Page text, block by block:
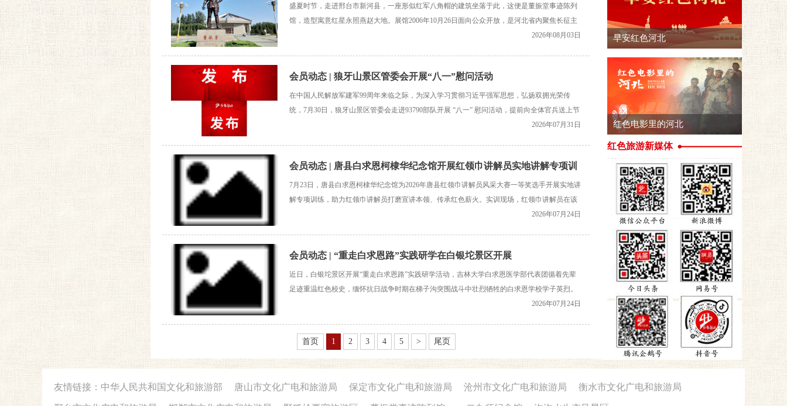
盛夏时节，走进邢台市新河县，一座形似红军八角帽的建筑坐落于此，这便是董振堂事迹陈列
馆，造型寓意红星永照燕赵大地。展馆2006年10月26日面向公众开放，是河北省内聚焦长征主
题的专题红色教育场馆。开馆二十年来，展馆不断升级展陈配套、完善红色教育服务。2024年
2026年08月03日
会员动态 | 狼牙山景区管委会开展“八一”慰问活动
在中国人民解放军建军99周年来临之际，为深入学习贯彻习近平强军思想，弘扬双拥光荣传
统，7月30日，狼牙山景区管委会走进93790部队开展 “八一” 慰问活动，提前向全体官兵送上节
日祝福，致敬最可爱的人。易县狼牙山景区管委会副主任杨硕对部队坚守使命、守护平安、助
2026年07月31日
会员动态 | 唐县白求恩柯棣华纪念馆开展红领巾讲解员实地讲解专项训
练
7月23日，唐县白求恩柯棣华纪念馆为2026年唐县红领巾讲解员风采大赛一等奖选手开展实地讲
解专项训练，助力红领巾讲解员打磨宣讲本领、传承红色薪火。实训现场，红领巾讲解员在该
馆专业讲解员与团委老师的指导下，依托该馆数字化展陈资源，对照讲解词梳理红色历史脉
2026年07月24日
会员动态 | “重走白求恩路”实践研学在白银坨景区开展
近日，白银坨景区开展“重走白求恩路”实践研学活动，吉林大学白求恩医学部代表团循着先辈
足迹重温红色校史，缅怀抗日战争时期在梯子沟突围战斗中壮烈牺牲的白求恩学校学子英烈。
本次代表团由吉林大学副校长兼白求恩医学部学部长鲁向锋教授带队，带领学部机关党员干
2026年07月24日
首页 1 2 3 4 5 > 尾页
红色旅游新媒体
友情链接： 中华人民共和国文化和旅游部 唐山市文化广电和旅游局 保定市文化广电和旅游局 沧州市文化广电和旅游局 衡水市文化广电和旅游局